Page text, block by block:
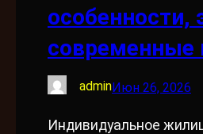
особенности,
современные
adminИюн 26, 2026
Индивидуальное